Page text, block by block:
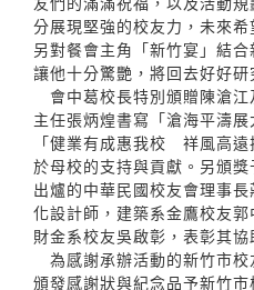
分展現堅強的校友力，未來
另對餐會主角「新竹宴」結
讓他十分驚艷，將回去好好
會中葛校長特別頒贈陳滄
主任張炳煌書寫「滄海平濤
「健業有成惠我校 祥風高
於母校的支持與貢獻。另頒
出爐的中華民國校友會理事
化設計師，建築系金鷹校友
財金系校友吳啟彰，表彰其
為感謝承辦活動的新竹市校
頒發感謝狀與紀念品予新竹